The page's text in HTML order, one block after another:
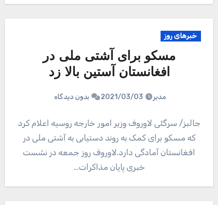
خبرهای روز
مسکو برای آشتی ملی در
افغانستان آستین بالا زد
مدیر 2021/03/03 بدون دیدگاه
جالبز/ سرگئی لاوروف وزیر امور خارجه روسیه اعلام کرد
که مسکو برای کمک به روند دستیابی به آشتی ملی در
افغانستان آمادگی دارد.لاوروف روز جمعه در نشست
خبری پایان مذاکرات…